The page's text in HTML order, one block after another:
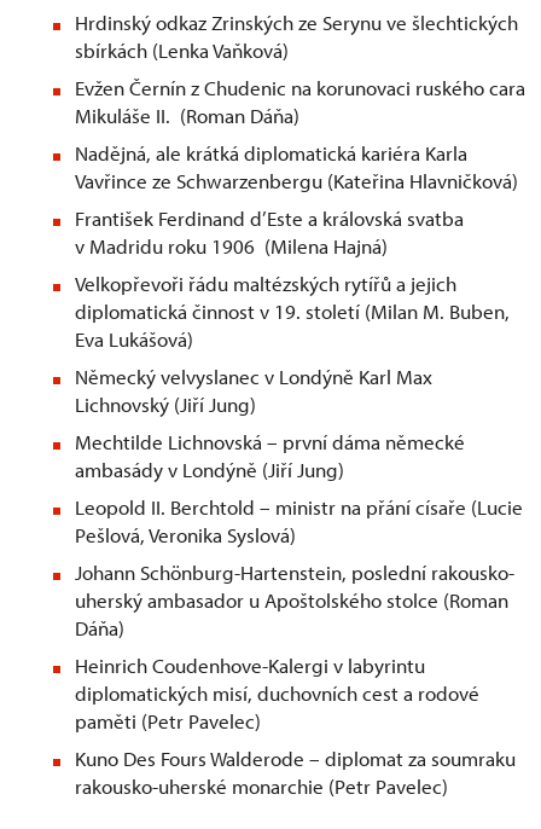
Hrdinský odkaz Zrinských ze Serynu ve šlechtických
sbírkách (Lenka Vaňková)
Evžen Černín z Chudenic na korunovaci ruského cara
Mikuláše II. (Roman Dáňa)
Nadějná, ale krátká diplomatická kariéra Karla
Vavřince ze Schwarzenbergu (Kateřina Hlavničková)
František Ferdinand d’Este a královská svatba
v Madridu roku 1906 (Milena Hajná)
Velkopřevoři řádu maltézských rytířů a jejich
diplomatická činnost v 19. století (Milan M. Buben,
Eva Lukášová)
Německý velvyslanec v Londýně Karl Max
Lichnovský (Jiří Jung)
Mechtilde Lichnovská – první dáma německé
ambasády v Londýně (Jiří Jung)
Leopold II. Berchtold – ministr na přání císaře (Lucie
Pešlová, Veronika Syslová)
Johann Schönburg-Hartenstein, poslední rakousko-
uherský ambasador u Apoštolského stolce (Roman
Dáňa)
Heinrich Coudenhove-Kalergi v labyrintu
diplomatických misí, duchovních cest a rodové
paměti (Petr Pavelec)
Kuno Des Fours Walderode – diplomat za soumraku
rakousko-uherské monarchie (Petr Pavelec)